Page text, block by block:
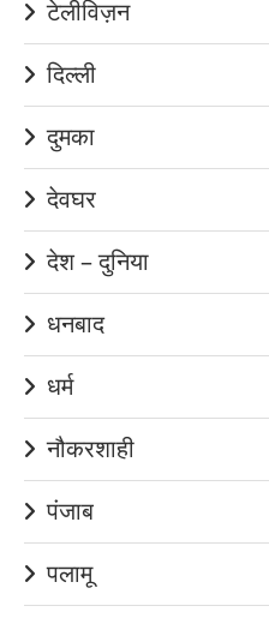
टेलीविज़न
दिल्ली
दुमका
देवघर
देश – दुनिया
धनबाद
धर्म
नौकरशाही
पंजाब
पलामू